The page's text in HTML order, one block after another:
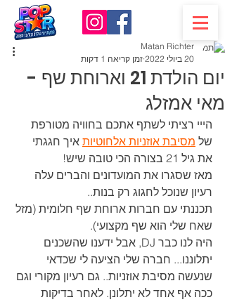
יום הולדת 21 וארוחת שף -
מאי אמזלג
Matan Richter
20 ביולי 2022
זמן קריאה 1 דקות
הייי רציתי לשתף אתכם בחוויה מטורפת
של מסיבת אוזניות אלחוטיות איך חגגתי
את גיל 21 בצורה הכי טובה שיש!
מאז שסגרו את המועדונים והברים עלה
רעיון שנוכל לחגוג רק בנות..
תכננתי עם חברות ארוחת שף חלומית (מזל
שאח שלי הוא שף מקצועי).
היה לנו כבר DJ, אבל ידענו שהשכנים
יתלוננו... חברה שלי הציעה לי שכדאי
שנעשה מסיבת אוזניות.. גם רעיון מקורי וגם
ככה אף אחד לא יתלונן. לאחר בדיקות